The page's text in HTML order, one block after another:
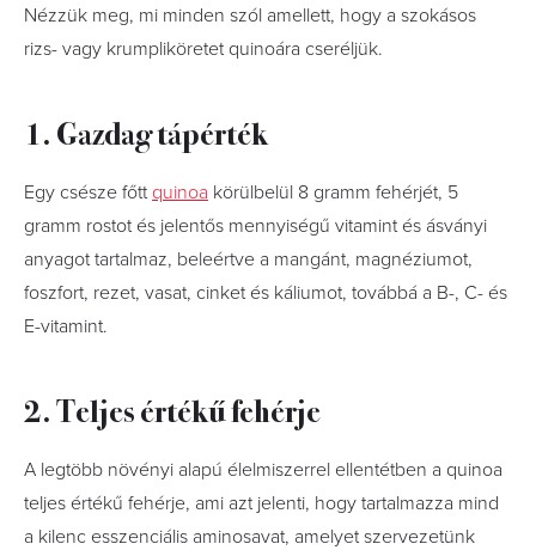
Nézzük meg, mi minden szól amellett, hogy a szokásos
rizs- vagy krumpliköretet quinoára cseréljük.
1. Gazdag tápérték
Egy csésze főtt quinoa körülbelül 8 gramm fehérjét, 5
gramm rostot és jelentős mennyiségű vitamint és ásványi
anyagot tartalmaz, beleértve a mangánt, magnéziumot,
foszfort, rezet, vasat, cinket és káliumot, továbbá a B-, C- és
E-vitamint.
2. Teljes értékű fehérje
A legtöbb növényi alapú élelmiszerrel ellentétben a quinoa
teljes értékű fehérje, ami azt jelenti, hogy tartalmazza mind
a kilenc esszenciális aminosavat, amelyet szervezetünk